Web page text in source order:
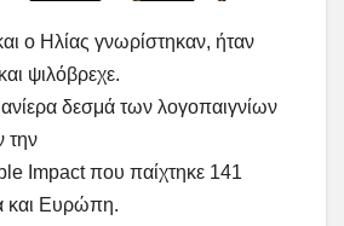
ο Ηλίας γνωρίστηκαν, ήταν
ψιλόβρεχε.
δεσμά των λογοπαιγνίων
την
Impact που παίχτηκε 141
και Ευρώπη.